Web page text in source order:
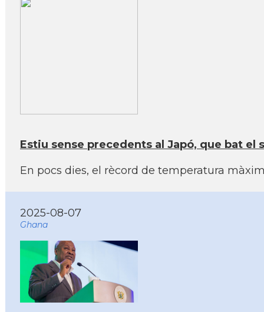
Estiu sense precedents al Japó, que bat el
En pocs dies, el rècord de temperatura
2025-08-07
Ghana